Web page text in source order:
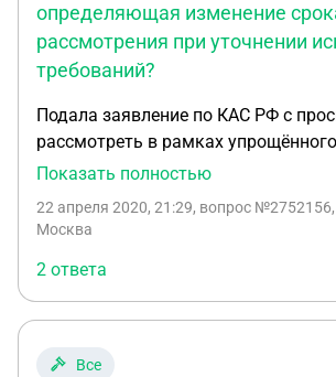
определяющая изменение
рассмотрения при уточнении
требований?
Подала заявление по КАС РФ с просьбой
рассмотреть в рамках упрощённого
(письменного) производства.
подготовке дела к судебному
судебному разбирательству. Мне
уточнить исковые требования.
ходатайством подаю уточнённый
статье КАС РФ прописана норма
Показать полностью
22 апреля 2020, 21:29, вопрос №2752156,
Москва
2 ответа
Все